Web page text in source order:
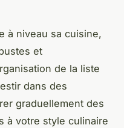
à niveau sa cuisine,
et
de la liste
dans des
graduellement des
à votre style culinaire